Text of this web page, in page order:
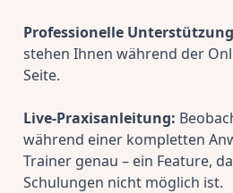
Professionelle
stehen Ihnen während der
Seite.
Live-Praxisanleitung:
während einer kompletten
Trainer genau – ein Feature,
Schulungen nicht möglich ist.